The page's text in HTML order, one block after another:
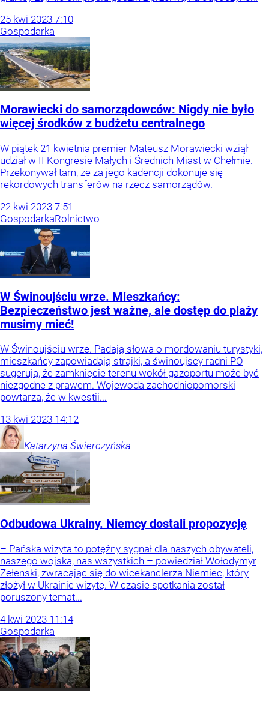
25 kwi 2023 7:10
Gospodarka
Morawiecki do samorządowców: Nigdy nie było
więcej środków z budżetu centralnego
W piątek 21 kwietnia premier Mateusz Morawiecki wziął
udział w II Kongresie Małych i Średnich Miast w Chełmie.
Przekonywał tam, że za jego kadencji dokonuje się
rekordowych transferów na rzecz samorządów.
22 kwi 2023 7:51
GospodarkaRolnictwo
W Świnoujściu wrze. Mieszkańcy:
Bezpieczeństwo jest ważne, ale dostęp do plaży
musimy mieć!
W Świnoujściu wrze. Padają słowa o mordowaniu turystyki,
mieszkańcy zapowiadają strajki, a świnoujscy radni PO
sugerują, że zamknięcie terenu wokół gazoportu może być
niezgodne z prawem. Wojewoda zachodniopomorski
powtarza, że w kwestii...
13 kwi 2023 14:12
Katarzyna Świerczyńska
Odbudowa Ukrainy. Niemcy dostali propozycję
– Pańska wizyta to potężny sygnał dla naszych obywateli,
naszego wojska, nas wszystkich – powiedział Wołodymyr
Zełenski, zwracając się do wicekanclerza Niemiec, który
złożył w Ukrainie wizytę. W czasie spotkania został
poruszony temat...
4 kwi 2023 11:14
Gospodarka